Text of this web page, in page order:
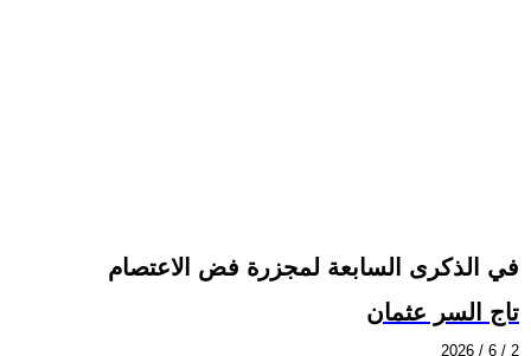
في الذكرى السابعة لمجزرة فض الاعتصام
تاج السر عثمان
2026 / 6 / 2